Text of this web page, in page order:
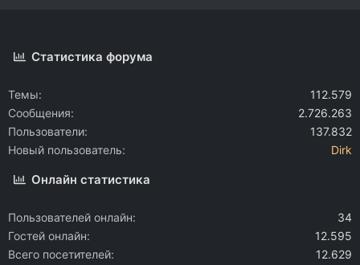
Статистика форума
Темы
112.579
Сообщения
2.726.263
Пользователи
137.832
Новый пользователь
Dirk
Онлайн статистика
Пользователей онлайн
34
Гостей онлайн
12.595
Всего посетителей
12.629